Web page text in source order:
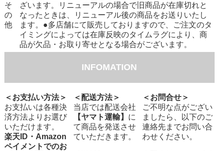
そ
の
他
ざいます。リニューアルの場合で旧商品が在庫切れと
なったときは、リニューアル後の商品をお送りいたし
ます。●多店舗にて販売しておりますので、ご注文のタ
イミングによっては在庫反映のタイムラグにより、商
品が欠品・お取り寄せとなる場合がございます。
INFOMATION
＜お支払い方法＞ ＜配送方法＞
＜お問合せ＞
お支払いは各種決
済方法よりお選び
いただけます。
楽天ID・Amazon
ペイメントでのお
当店では配送会社
【ヤマト運輸】 に
て商品を発送させ
ていただきます。
ご不明な点がござい
ましたら、以下のご
連絡先までお問い合
わせください。